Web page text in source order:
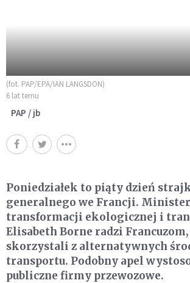
(fot. PAP/EPA/IAN LANGSDON)
6 lat temu
PAP / jb
Poniedziałek to piąty dzień
generalnego we Francji.
transformacji ekologicznej i
Elisabeth Borne radzi Francuzom,
skorzystali z alternatywnych
transportu. Podobny apel
publiczne firmy przewozowe.